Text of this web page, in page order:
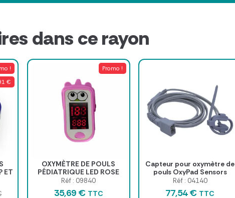
dans ce rayon
!
€
ET
Promo !
OXYMÈTRE DE POULS
PÉDIATRIQUE LED ROSE
MEDICLINIC - rose
Réf : 09840
35,69 € TTC
Capteur pour oxymètre de
pouls OxyPad Sensors
Colson : nourrisson, enfant
et adulte souple
Réf : 04140
77,54 € TTC